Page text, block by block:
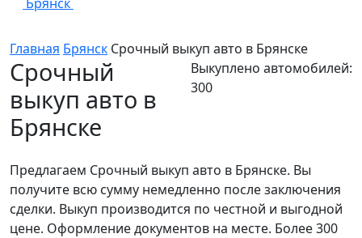
Главная Брянск Срочный выкуп авто в Брянске
Срочный
выкуп авто в
Брянске
Выкуплено автомобилей:
300
Предлагаем Срочный выкуп авто в Брянске. Вы
получите всю сумму немедленно после заключения
сделки. Выкуп производится по честной и выгодной
цене. Оформление документов на месте. Более 300